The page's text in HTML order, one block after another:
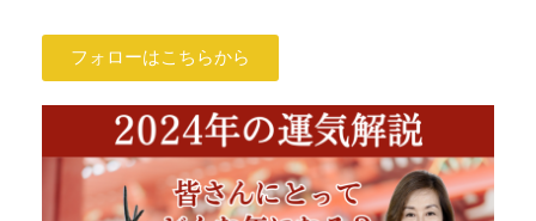
フォローはこちらから